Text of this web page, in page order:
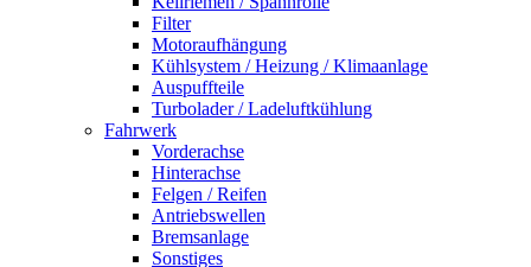
Filter
Motoraufhängung
Kühlsystem / Heizung / Klimaanlage
Auspuffteile
Turbolader / Ladeluftkühlung
Fahrwerk
Vorderachse
Hinterachse
Felgen / Reifen
Antriebswellen
Bremsanlage
Sonstiges